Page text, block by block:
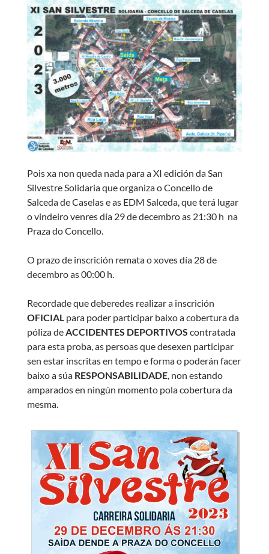
Pois xa non queda nada para a XI edición da San
Silvestre Solidaria que organiza o Concello de
Salceda de Caselas e as EDM Salceda, que terá lugar
o vindeiro venres día 29 de decembro as 21:30 h na
Praza do Concello.
O prazo de inscrición remata o xoves día 28 de
decembro as 00:00 h.
Recordade que deberedes realizar a inscrición
OFICIAL para poder participar baixo a cobertura da
póliza de ACCIDENTES DEPORTIVOS contratada
para esta proba, as persoas que desexen participar
sen estar inscritas en tempo e forma o poderán facer
baixo a súa RESPONSABILIDADE, non estando
amparados en ningún momento pola cobertura da
mesma.